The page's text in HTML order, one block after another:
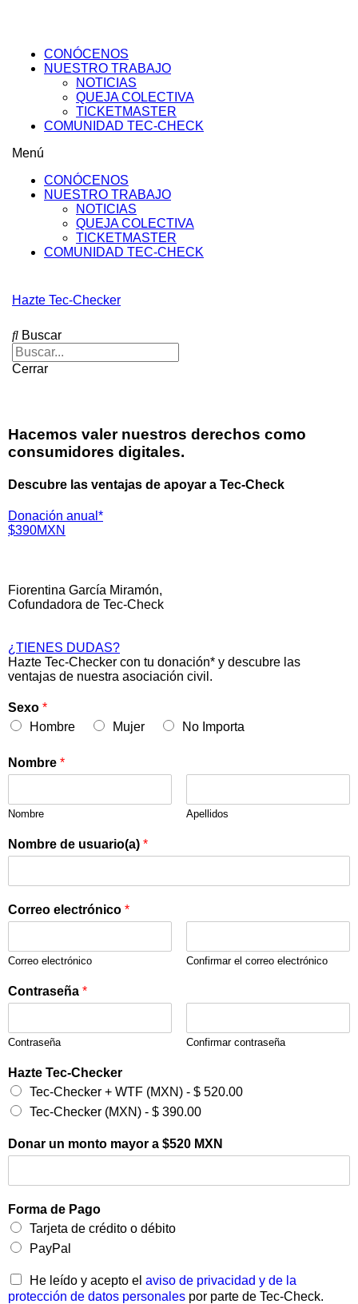
CONÓCENOS
NUESTRO TRABAJO
NOTICIAS
QUEJA COLECTIVA
TICKETMASTER
COMUNIDAD TEC-CHECK
Menú
CONÓCENOS
NUESTRO TRABAJO
NOTICIAS
QUEJA COLECTIVA
TICKETMASTER
COMUNIDAD TEC-CHECK
Hazte Tec-Checker
Buscar
Cerrar
Hacemos valer nuestros derechos como
consumidores digitales.
Descubre las ventajas de apoyar a Tec-Check
Donación anual*
$390MXN
Fiorentina García Miramón,
Cofundadora de Tec-Check
¿TIENES DUDAS?
Hazte Tec-Checker con tu donación* y descubre las
ventajas de nuestra asociación civil.
Sexo *
Hombre
Mujer No Importa
Nombre *
Nombre Apellidos
Nombre de usuario(a) *
Correo electrónico *
Correo electrónico Confirmar el correo electrónico
Contraseña *
Contraseña Confirmar contraseña
Hazte Tec-Checker
Tec-Checker + WTF (MXN) - $ 520.00
Tec-Checker (MXN) - $ 390.00
Donar un monto mayor a $520 MXN
Forma de Pago
Tarjeta de crédito o débito
PayPal
He leído y acepto el aviso de privacidad y de la
protección de datos personales por parte de Tec-Check.